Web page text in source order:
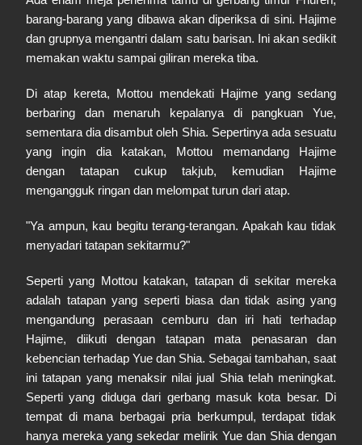
barang-barang yang dibawa akan diperiksa di sini. Hajime
dan grupnya mengantri dalam satu barisan. Ini akan sedikit
memakan waktu sampai giliran mereka tiba.
Di atap kereta, Mottou mendekati Hajime yang sedang
berbaring dan menaruh kepalanya di pangkuan Yue,
sementara dia disambut oleh Shia. Sepertinya ada sesuatu
yang ingin dia katakan, Mottou memandang Hajime
dengan tatapan cukup takjub, kemudian Hajime
mengangguk ringan dan melompat turun dari atap.
"Ya ampun, kau begitu terang-terangan. Apakah kau tidak
menyadari tatapan sekitarmu?"
Seperti yang Mottou katakan, tatapan di sekitar mereka
adalah tatapan yang seperti biasa dan tidak asing yang
mengandung perasaan cemburu dan iri hati terhadap
Hajime, diikuti dengan tatapan mata penasaran dan
kebencian terhadap Yue dan Shia. Sebagai tambahan, saat
ini tatapan yang menaksir nilai jual Shia telah meningkat.
Seperti yang diduga dari gerbang masuk kota besar. Di
tempat di mana berbagai pria berkumpul, terdapat tidak
hanya mereka yang sekedar melirik Yue dan Shia dengan